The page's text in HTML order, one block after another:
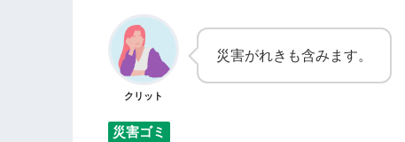
クリット
災害がれきも含みます。
災害ゴミ